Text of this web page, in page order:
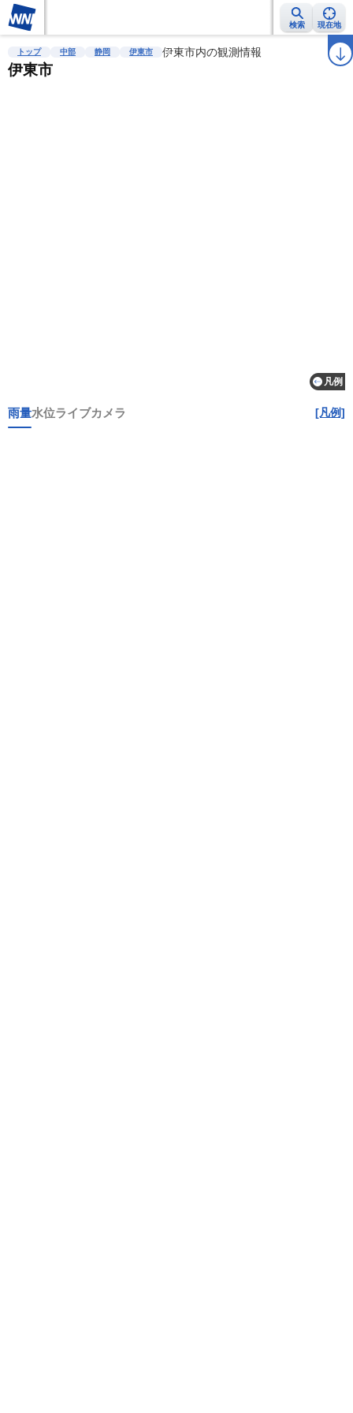
検索 現在地
雨雲レーダー 台風情報 地震情報 警報・注意報 ラ
トップ 中部 静岡 伊東市 伊東市内の観測情報
伊東市
凡例
雨量水位ライブカメラ [凡例]